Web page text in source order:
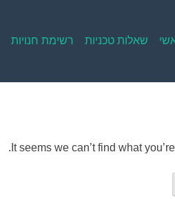
שאלות טכניות רשימת חנויות
It seems we can’t find what